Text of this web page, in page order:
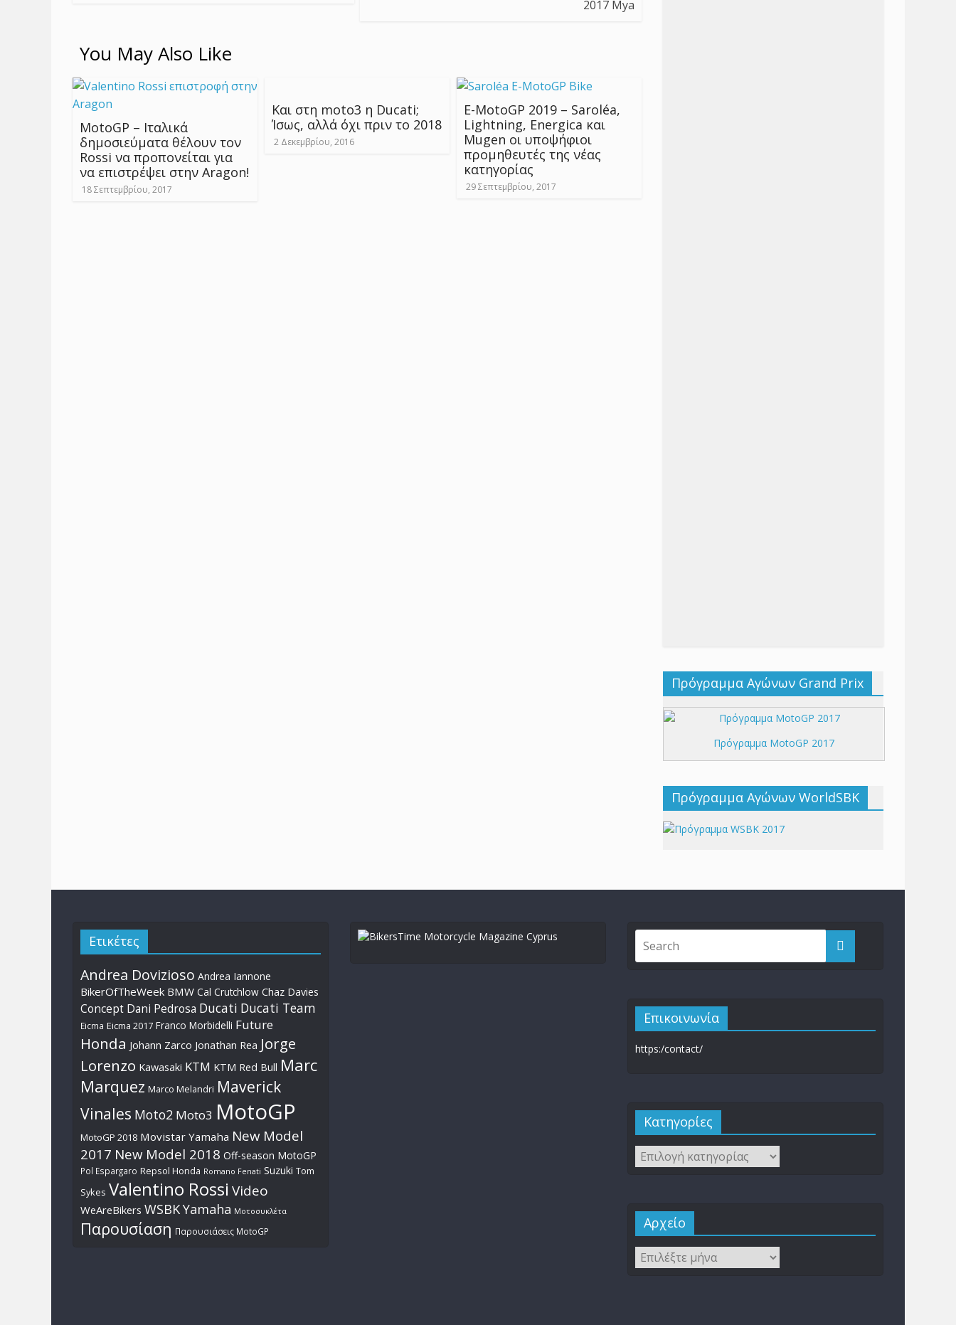
You May Also Like
MotoGP – Ιταλικά
δημοσιεύματα θέλουν τον
Rossi να προπονείται για
να επιστρέψει στην Aragon!
18 Σεπτεμβρίου, 2017
Και στη moto3 η Ducati;
Ίσως, αλλά όχι πριν το 2018
2 Δεκεμβρίου, 2016
E-MotoGP 2019 – Saroléa,
Lightning, Energica και
Mugen οι υποψήφιοι
προμηθευτές της νέας
κατηγορίας
29 Σεπτεμβρίου, 2017
Πρόγραμμα Αγώνων Grand Prix
Πρόγραμμα MotoGP 2017
Πρόγραμμα Αγώνων WorldSBK
Ετικέτες
Andrea Dovizioso Andrea Iannone
BikerOfTheWeek BMW Cal Crutchlow Chaz Davies
Concept Dani Pedrosa Ducati Ducati Team
Eicma Eicma 2017 Franco Morbidelli Future
Honda Johann Zarco Jonathan Rea Jorge
Lorenzo Kawasaki KTM KTM Red Bull Marc
Marquez Marco Melandri Maverick
Vinales Moto2 Moto3 MotoGP
MotoGP 2018 Movistar Yamaha New Model
2017 New Model 2018 Off-season MotoGP
Pol Espargaro Repsol Honda Romano Fenati Suzuki Tom
Sykes Valentino Rossi Video
WeAreBikers WSBKYamaha Μοτοσυκλέτα
Παρουσίαση Παρουσιάσεις MotoGP
Επικοινωνία
https:/contact/
Kατηγορίες
Αρχείο